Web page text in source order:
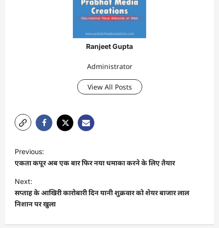
Ranjeet Gupta
Administrator
View All Posts
o
s
t
n
a
Previous:
एकता कपूर अब एक बार फिर नया धमाका करने के लिए तैयार
Next:
सप्ताह के आखिरी कारोबारी दिन यानी शुक्रवार को शेयर बाजार लाल
निशान पर खुला